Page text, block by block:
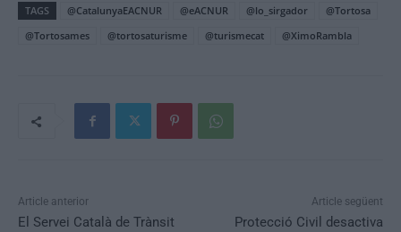
TAGS @CatalunyaEACNUR @eACNUR @lo_sirgador
@Tortosa
@Tortosames
@tortosaturisme @turismecat @XimoRambla
Article anterior
El Servei Català de Trànsit
Article següent
Protecció Civil desactiva